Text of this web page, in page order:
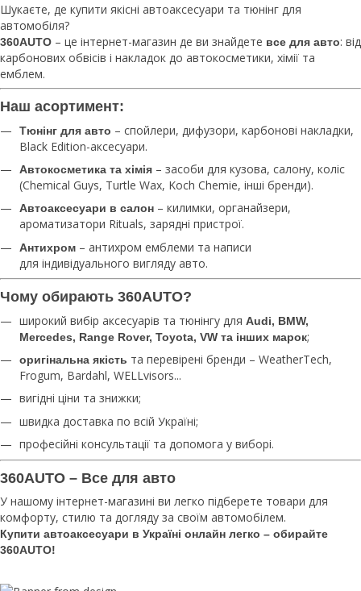
Шукаєте, де купити якісні автоаксесуари та тюнінг для
автомобіля?
360AUTO – це інтернет-магазин де ви знайдете все для авто: від
карбонових обвісів і накладок до автокосметики, хімії та
емблем.
Наш асортимент:
Тюнінг для авто – спойлери, дифузори, карбонові накладки,
Black Edition-аксесуари.
Автокосметика та хімія – засоби для кузова, салону, коліс
(Chemical Guys, Turtle Wax, Koch Chemie, інші бренди).
Автоаксесуари в салон – килимки, органайзери,
ароматизатори Rituals, зарядні пристрої.
Антихром – антихром емблеми та написи
для індивідуального вигляду авто.
Чому обирають 360AUTO?
широкий вибір аксесуарів та тюнінгу для Audi, BMW,
Mercedes, Range Rover, Toyota, VW та інших марок;
оригінальна якість та перевірені бренди – WeatherTech,
Frogum, Bardahl, WELLvisors...
вигідні ціни та знижки;
швидка доставка по всій Україні;
професійні консультації та допомога у виборі.
360AUTO – Все для авто
У нашому інтернет-магазині ви легко підберете товари для
комфорту, стилю та догляду за своїм автомобілем.
Купити автоаксесуари в Україні онлайн легко – обирайте
360AUTO!